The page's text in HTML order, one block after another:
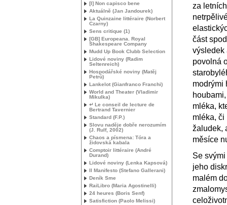
za
část
výsledek
povolná
modrými
mléka,
mléka, či
žaludek,
měsíce
Se
jeho
malém
[I] Non capisco bene
Aktuálně (Jan Jandourek)
La Quinzaine littéraire (Norbert
Czarny)
Sens critique (1)
[GB] Europeana. Royal
Shakespeare Company
Mudd Up Book Clubb Selection
Lidové noviny (Radim
Seltenreich)
Hospodářské noviny (Matěj
Petrů)
Lankelot (Gianfranco Franchi)
World and Theater (Vladimir
Mikulka)
↵ Le conseil de lecture de
Bertrand Tavernier
Standard (F.P.)
Slovu naděje dobře nerozumím
(J. Rulf, 2002)
Chaos a písmena: Tóra a
židovská kabala
Comptoir littéraire (André
Durand)
Lidové noviny (Lenka Kapsová)
Il Manifesto (Stefano Gallerani)
Deník Sme
RaiLibro (Maria Agostinelli)
24 heures (Boris Senf)
Satisfiction (Paolo Melissi)